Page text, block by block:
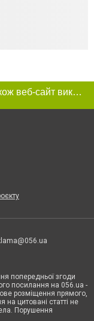
Цей сайт використовує «cookies». Також веб-сайт використовує інтернет-сервіс для збору технічних даних стосовно відвідувачів з метою отримання маркетингової та статистичної інформації. Умови обробки даних відвідувачів сайту див.
попередньої згоди
посилання на 056.ua -
розміщення прямого,
на цитовані статті не
Порушення